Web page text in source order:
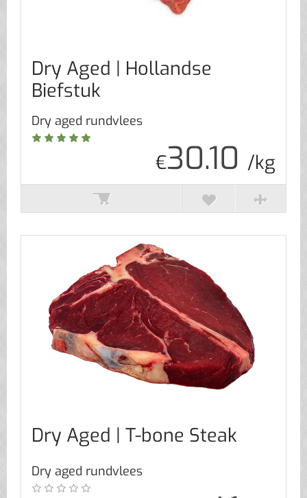
Dry Aged | Hollandse
Biefstuk
Dry aged rundvlees
€30.10 /kg
Dry Aged | T-bone Steak
Dry aged rundvlees